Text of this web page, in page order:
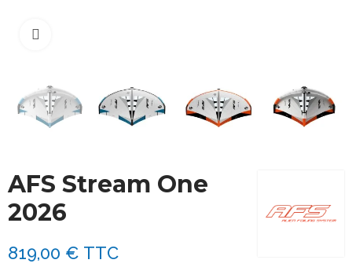
AFS Stream One
2026
819,00 € TTC